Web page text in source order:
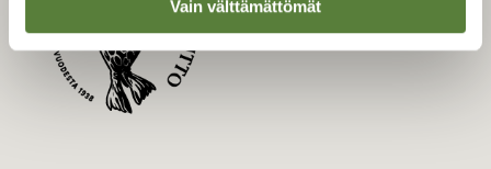
Vain välttämättömät
kustantaja on
luonnonsuojelu­liitto.